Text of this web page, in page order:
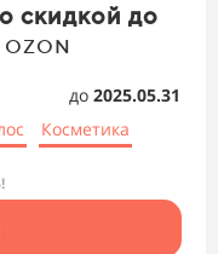
скидкой до
OZON
до 2025.05.31
Косметика